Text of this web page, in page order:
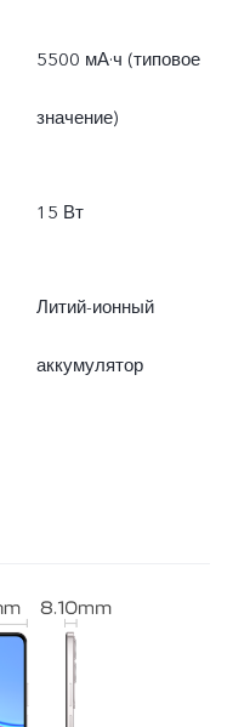
5500 мА·ч (типовое
значение)
15 Вт
Литий-ионный
аккумулятор